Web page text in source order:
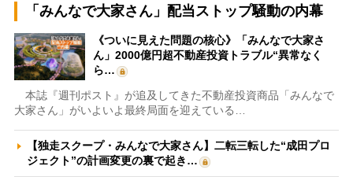
「みんなで大家さん」配当ストップ騒動の内幕
《ついに見えた問題の核心》「みんなで大家さ
ん」2000億円超不動産投資トラブル“異常なく
ら…
本誌『週刊ポスト』が追及してきた不動産投資商品「みんなで
大家さん」がいよいよ最終局面を迎えている…
【独走スクープ・みんなで大家さん】二転三転した“成田プロ
ジェクト”の計画変更の裏で起き…